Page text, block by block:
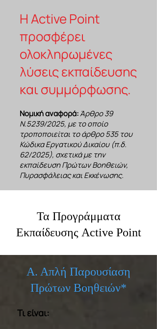
Η Active Point
προσφέρει
ολοκληρωμένες
λύσεις εκπαίδευσης
και συμμόρφωσης.
Νομική αναφορά:Άρθρο 39
Ν.5239/2025, με το οποίο
τροποποιείται το άρθρο 535 του
Κώδικα Εργατικού Δικαίου (π.δ.
62/2025), σχετικά με την
εκπαίδευση Πρώτων Βοηθειών,
Πυρασφάλειας και Εκκένωσης.
Τα Προγράμματα
Εκπαίδευσης Active Point
Α. Απλή Παρουσίαση
Πρώτων Βοηθειών*
Τι είναι: